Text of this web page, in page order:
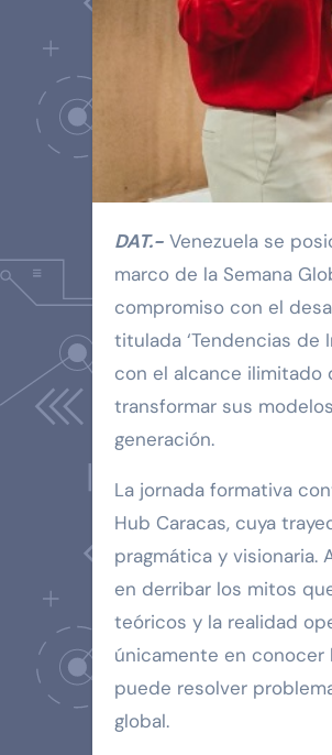
DAT.- Venezuela se
marco de la Semana
compromiso con el
titulada ‘Tendencias de
con el alcance ilimitado
transformar sus
generación.
La jornada formativa
Hub Caracas, cuya
pragmática y
en derribar los mitos
teóricos y la realidad
únicamente en
puede resolver
global.